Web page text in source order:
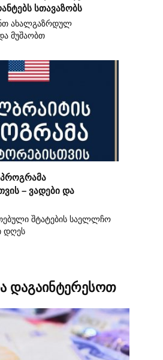
სთავაზობს
ახალგაზრდულ
მუშაობთ
– ვადები და
შტატების საელლჩო
დღეს
დაგაინტერესოთ